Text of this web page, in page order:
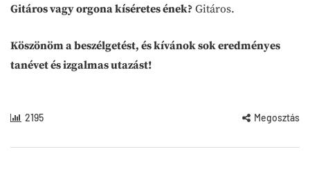
Gitáros vagy orgona kíséretes ének? Gitáros.
Köszönöm a beszélgetést, és kívánok sok eredményes
tanévet és izgalmas utazást!
2195 Megosztás